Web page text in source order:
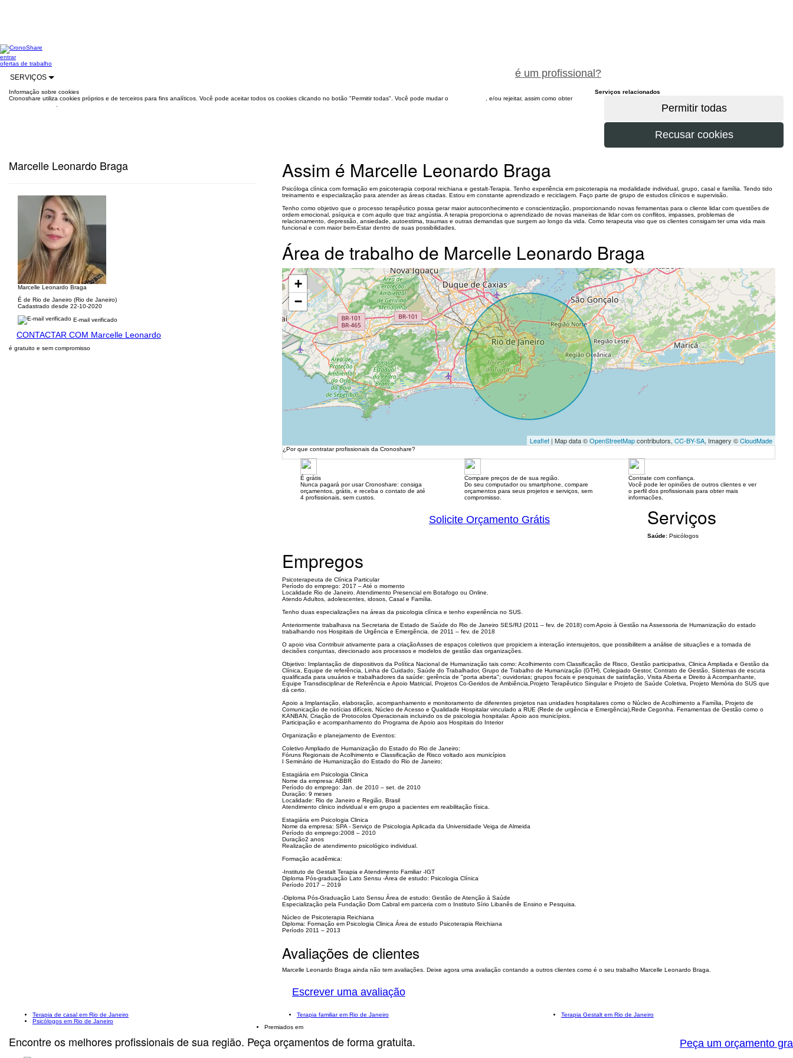
entrar
é um profissional?
ofertas de trabalho
SERVIÇOS
Informação sobre cookies
Cronoshare utiliza cookies próprios e de terceiros para fins analíticos. Você pode aceitar todos os cookies clicando no botão "Permitir todas". Você pode mudar o
, e/ou rejeitar, assim como obter
Marcelle Leonardo Braga
Marcelle Leonardo Braga
É de Rio de Janeiro (Rio de Janeiro)
Cadastrado desde 22-10-2020
E-mail verificado
CONTACTAR COM Marcelle Leonardo
é gratuito e sem compromisso
Assim é Marcelle Leonardo Braga
Psicóloga clínica com formação em psicoterapia corporal reichiana e gestalt-Terapia. Tenho experiência em psicoterapia na modalidade individual, grupo, casal e família. Tendo tido
treinamento e especialização para atender as áreas citadas. Estou em constante aprendizado e reciclagem. Faço parte de grupo de estudos clínicos e supervisão.
Tenho como objetivo que o processo terapêutico possa gerar maior autoconhecimento e conscientização, proporcionando novas ferramentas para o cliente lidar com questões de
ordem emocional, psíquica e com aquilo que traz angústia. A terapia proporciona o aprendizado de novas maneiras de lidar com os conflitos, impasses, problemas de
relacionamento, depressão, ansiedade, autoestima, traumas e outras demandas que surgem ao longo da vida. Como terapeuta viso que os clientes consigam ter uma vida mais
funcional e com maior bem-Estar dentro de suas possibilidades.
Área de trabalho de Marcelle Leonardo Braga
+
−
Leaflet | Map data ©OpenStreetMapcontributors, CC-BY-SA, Imagery ©CloudMade
¿Por que contratar profissionais da Cronoshare?
É grátis
Nunca pagará por usar Cronoshare: consiga
orçamentos, grátis, e receba o contato de até
4 profissionais, sem custos.
Compare preços de de sua região.
Do seu computador ou smartphone, compare
orçamentos para seus projetos e serviços, sem
compromisso.
Contrate com confiança.
Você pode ler opiniões de outros clientes e ver
o perfil dos profissionais para obter mais
informacões.
Solicite Orçamento Grátis Serviços
Saúde: Psicólogos
Empregos
Psicoterapeuta de Clínica Particular
Período do emprego: 2017 – Até o momento
Localidade Rio de Janeiro. Atendimento Presencial em Botafogo ou Online.
Atendo Adultos, adolescentes, idosos, Casal e Família.
Tenho duas especializações na áreas da psicologia clínica e tenho experiência no SUS.
Anteriormente trabalhava na Secretaria de Estado de Saúde do Rio de Janeiro SES/RJ (2011 – fev. de 2018) com Apoio à Gestão na Assessoria de Humanização do estado
trabalhando nos Hospitais de Urgência e Emergência. de 2011 – fev. de 2018
O apoio visa Contribuir ativamente para a criaçãoAsses de espaços coletivos que propiciem a interação intersujeitos, que possibilitem a análise de situações e a tomada de
decisões conjuntas, direcionado aos processos e modelos de gestão das organizações.
Objetivo: Implantação de dispositivos da Política Nacional de Humanização tais como: Acolhimento com Classificação de Risco, Gestão participativa, Clinica Ampliada e Gestão da
Clínica, Equipe de referência, Linha de Cuidado, Saúde do Trabalhador, Grupo de Trabalho de Humanização (GTH), Colegiado Gestor, Contrato de Gestão, Sistemas de escuta
qualificada para usuários e trabalhadores da saúde: gerência de "porta aberta"; ouvidorias; grupos focais e pesquisas de satisfação, Visita Aberta e Direito à Acompanhante,
Equipe Transdisciplinar de Referência e Apoio Matricial, Projetos Co-Geridos de Ambiência,Projeto Terapêutico Singular e Projeto de Saúde Coletiva, Projeto Memória do SUS que
dá certo.
Apoio a Implantação, elaboração, acompanhamento e monitoramento de diferentes projetos nas unidades hospitalares como o Núcleo de Acolhimento a Família, Projeto de
Comunicação de notícias difíceis, Núcleo de Acesso e Qualidade Hospitalar vinculado a RUE (Rede de urgência e Emergência),Rede Cegonha. Ferramentas de Gestão como o
KANBAN, Criação de Protocolos Operacionais incluindo os de psicologia hospitalar. Apoio aos municípios.
Participação e acompanhamento do Programa de Apoio aos Hospitais do Interior
Organização e planejamento de Eventos:
Coletivo Ampliado de Humanização do Estado do Rio de Janeiro;
Fóruns Regionais de Acolhimento e Classificação de Risco voltado aos municípios
I Seminário de Humanização do Estado do Rio de Janeiro;
Estagiária em Psicologia Clinica
Nome da empresa: ABBR
Período do emprego: Jan. de 2010 – set. de 2010
Duração: 9 meses
Localidade: Rio de Janeiro e Região, Brasil
Atendimento clinico individual e em grupo a pacientes em reabilitação física.
Estagiária em Psicologia Clinica
Nome da empresa: SPA - Serviço de Psicologia Aplicada da Universidade Veiga de Almeida
Período do emprego:2008 – 2010
Duração2 anos
Realização de atendimento psicológico individual.
Formação acadêmica:
-Instituto de Gestalt Terapia e Atendimento Familiar -IGT
Diploma Pós-graduação Lato Sensu -Área de estudo: Psicologia Clínica
Período 2017 – 2019
-Diploma Pós-Graduação Lato Sensu Área de estudo: Gestão de Atenção à Saúde
Especialização pela Fundação Dom Cabral em parceria com o Instituto Sírio Libanês de Ensino e Pesquisa.
Núcleo de Psicoterapia Reichiana
Diploma: Formação em Psicologia Clinica Área de estudo Psicoterapia Reichiana
Período 2011 – 2013
Avaliações de clientes
Marcelle Leonardo Braga ainda não tem avaliações. Deixe agora uma avaliação contando a outros clientes como é o seu trabalho Marcelle Leonardo Braga.
Escrever uma avaliação
Serviços relacionados
Terapia de casal em Rio de Janeiro
Psicólogos em Rio de Janeiro
Terapia familiar em Rio de Janeiro Terapia Gestalt em Rio de Janeiro
Encontre os melhores profissionais de sua região. Peça orçamentos de forma gratuita. Peça um orçamento
Premiados em